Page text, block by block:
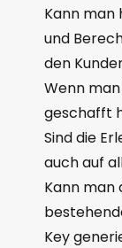
Kann
und
den
Wenn
geschafft
Sind die
auch auf
Kann man
Key